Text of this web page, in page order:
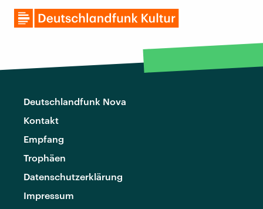
Deutschlandfunk Nova
Kontakt
Empfang
Trophäen
Datenschutzerklärung
Impressum